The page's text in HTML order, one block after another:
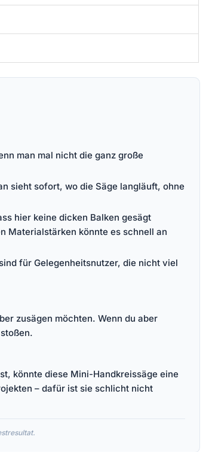
man mal nicht die ganz große
sieht sofort, wo die Säge langläuft, ohne
hier keine dicken Balken gesägt
Materialstärken könnte es schnell an
für Gelegenheitsnutzer, die nicht viel
zusägen möchten. Wenn du aber
könnte diese Mini-Handkreissäge eine
– dafür ist sie schlicht nicht